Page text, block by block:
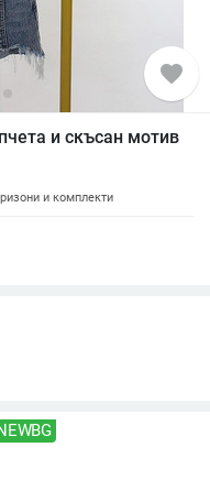
favorite
и скъсан мотив
и комплекти